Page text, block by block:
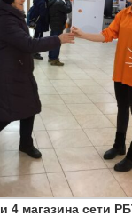
4 магазина сети